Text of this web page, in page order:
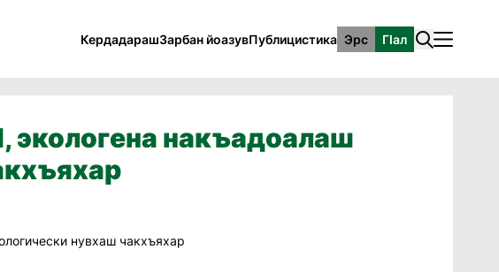
КердадарашЗарбан йоазувПублицистика Эрс ГӀал
экологена накъадоалаш